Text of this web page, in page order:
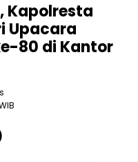
Kapolresta
Upacara
80 di Kantor